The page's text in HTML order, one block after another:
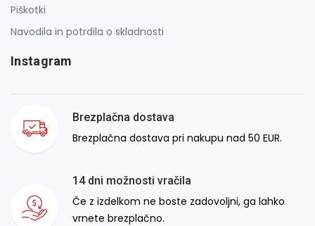
Piškotki
Navodila in potrdila o skladnosti
Instagram
Brezplačna dostava
Brezplačna dostava pri nakupu nad 50 EUR.
14 dni možnosti vračila
Če z izdelkom ne boste zadovoljni, ga lahko
vrnete brezplačno.